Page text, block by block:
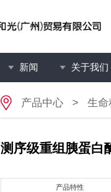
新闻 关于我们
产品中心 > 生命
测序级重组胰蛋白
产品特性